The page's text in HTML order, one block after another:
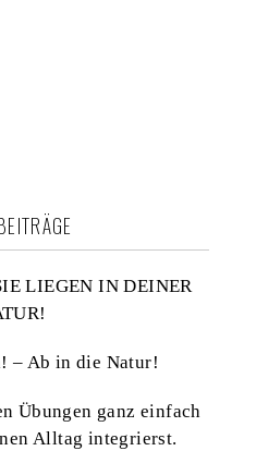
LIEGEN IN DEINER
– Ab in die Natur!
Übungen ganz einfach
Alltag integrierst.